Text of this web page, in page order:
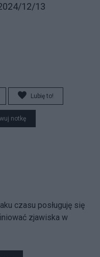
12/13
Lubię to!
notkę
czasu posługuję się
zjawiska w